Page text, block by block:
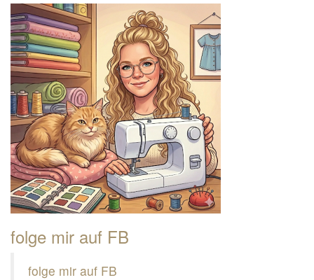
folge mir auf FB
folge mir auf FB